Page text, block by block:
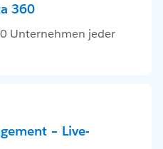
360
Unternehmen jeder
– Live-